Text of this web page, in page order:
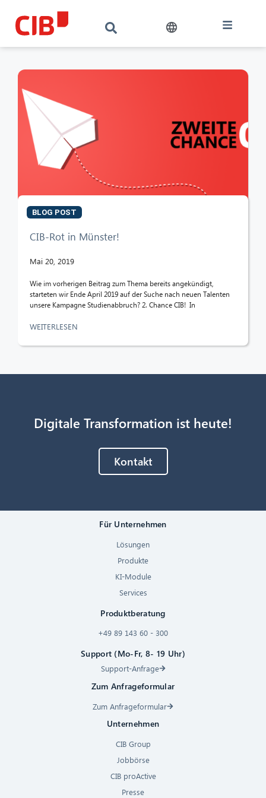
BLOG POST
CIB-Rot in Münster!
Mai 20, 2019
Wie im vorherigen Beitrag zum Thema bereits angekündigt,
starteten wir Ende April 2019 auf der Suche nach neuen Talenten
unsere Kampagne Studienabbruch? 2. Chance CIB! In
WEITERLESEN
Digitale Transformation ist heute!
Kontakt
Für Unternehmen
Lösungen
Produkte
KI-Module
Services
Produktberatung
+49 89 143 60 - 300
Support (Mo-Fr, 8- 19 Uhr)
Support-Anfrage
Zum Anfrageformular
Zum Anfrageformular
Unternehmen
CIB Group
Jobbörse
CIB proActive
Presse
CIB AI ChatBot